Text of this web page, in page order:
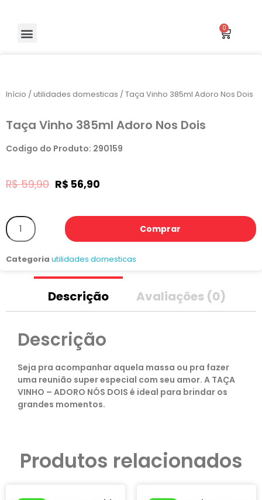
Início /utilidades domesticas / Taça Vinho 385ml Adoro Nos Dois
Taça Vinho 385ml Adoro Nos Dois
Codigo do Produto: 290159
R$59,90 R$ 56,90
Comprar
Categoria utilidades domesticas
Descrição Avaliações (0)
Descrição
Seja pra acompanhar aquela massa ou pra fazer
uma reunião super especial com seu amor. A TAÇA
VINHO – ADORO NÓS DOIS é ideal para brindar os
grandes momentos.
Produtos relacionados